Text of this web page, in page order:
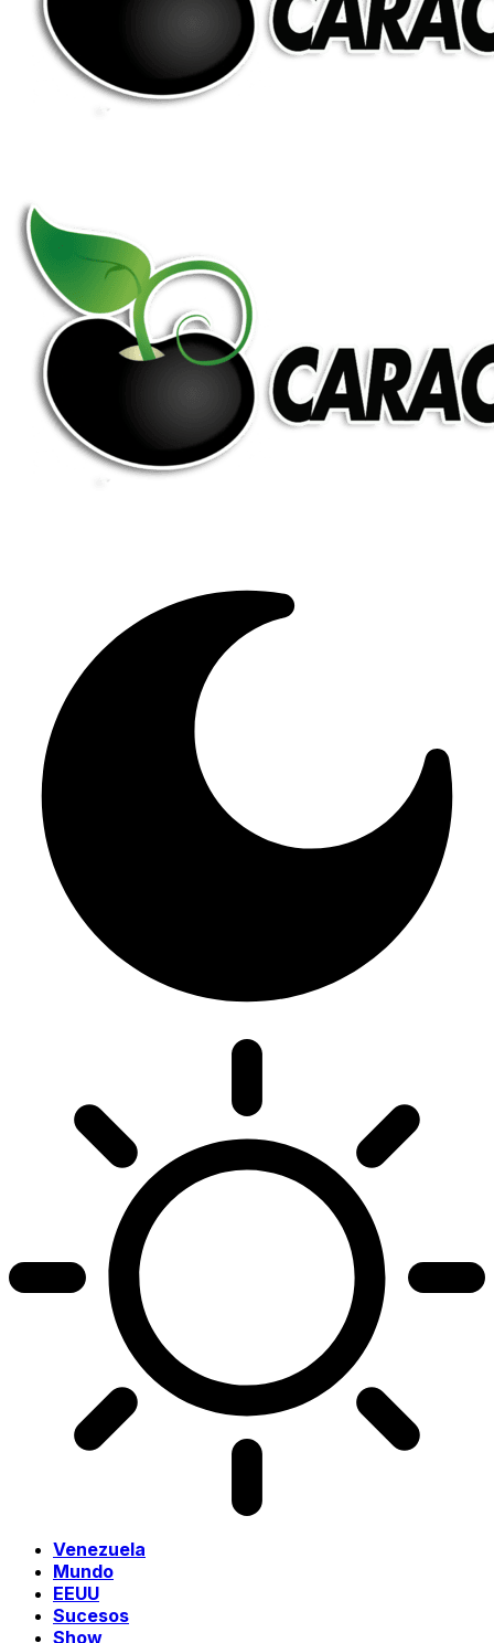
Venezuela
Mundo
EEUU
Sucesos
Show